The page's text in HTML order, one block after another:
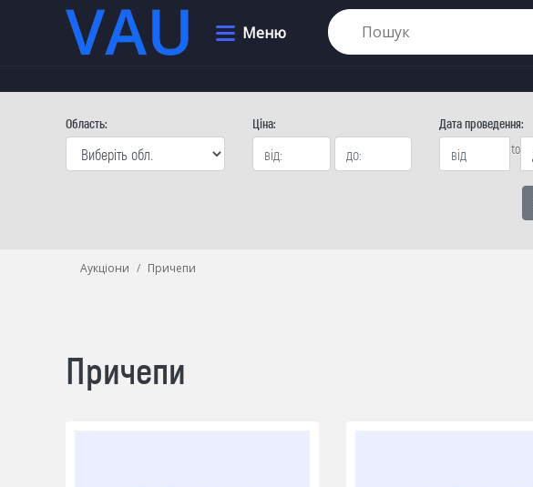
Меню
Область: Цiна:
Дата проведення:
to
Аукціони Причепи
Причепи